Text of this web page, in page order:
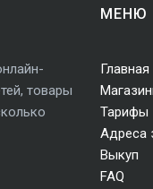
товары
МЕНЮ
Главная
Тарифы
Адреса
Выкуп
FAQ